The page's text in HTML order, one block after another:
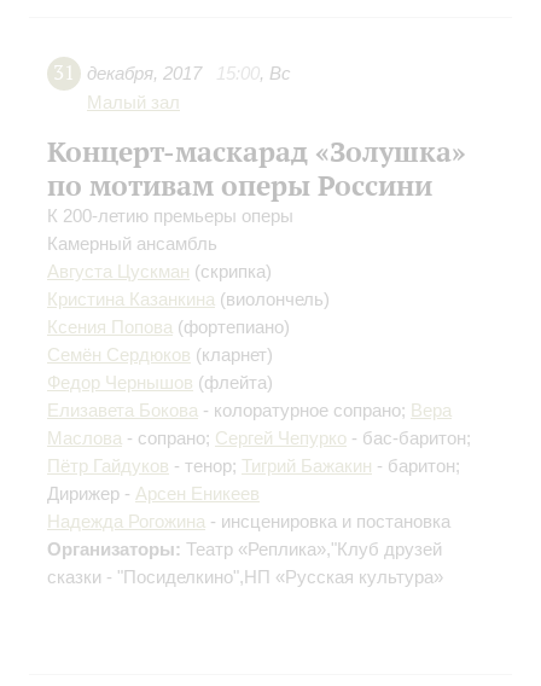
31 декабря, 2017 15:00, Вс
Малый зал
Концерт-маскарад «Золушка»
по мотивам оперы Россини
К 200-летию премьеры оперы
Камерный ансамбль
Августа Цускман (скрипка)
Кристина Казанкина (виолончель)
Ксения Попова (фортепиано)
Семён Сердюков (кларнет)
Федор Чернышов (флейта)
Елизавета Бокова - колоратурное сопрано; Вера
Маслова - сопрано; Сергей Чепурко - бас-баритон;
Пётр Гайдуков - тенор; Тигрий Бажакин - баритон;
Дирижер - Арсен Еникеев
Надежда Рогожина - инсценировка и постановка
Организаторы: Театр «Реплика»,"Клуб друзей
сказки - "Посиделкино",НП «Русская культура»